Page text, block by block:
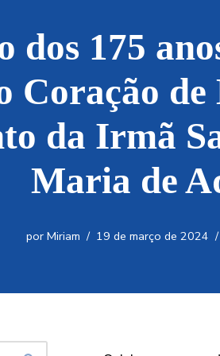
dos 175
Coração
da Irmã
Maria de
por Miriam 19 de março de 2024